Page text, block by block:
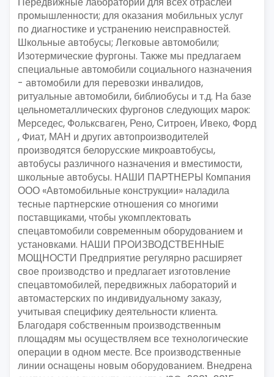
промышленности; для оказания мобильных услуг
по диагностике и устранению неисправностей.
Школьные автобусы; Легковые автомобили;
Изотермические фургоны. Также мы предлагаем
специальные автомобили социального назначения
- автомобили для перевозки инвалидов,
ритуальные автомобили, библиобусы и т.д. На базе
цельнометаллических фургонов следующих марок:
Мерседес, Фольксваген, Рено, Ситроен, Ивеко, Форд
, Фиат, МАН и других автопроизводителей
производятся белорусские микроавтобусы,
автобусы различного назначения и вместимости,
школьные автобусы. НАШИ ПАРТНЕРЫ Компания
ООО «Автомобильные конструкции» наладила
тесные партнерские отношения со многими
поставщиками, чтобы укомплектовать
спецавтомобили современным оборудованием и
установками. НАШИ ПРОИЗВОДСТВЕННЫЕ
МОЩНОСТИ Предприятие регулярно расширяет
свое производство и предлагает изготовление
спецавтомобилей, передвижных лабораторий и
автомастерских по индивидуальному заказу,
учитывая специфику деятельности клиента.
Благодаря собственным производственным
площадям мы осуществляем все технологические
операции в одном месте. Все производственные
линии оснащены новым оборудованием. Внедрена